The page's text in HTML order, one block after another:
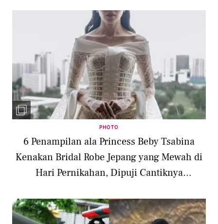
PHOTO
6 Penampilan ala Princess Beby Tsabina
Kenakan Bridal Robe Jepang yang Mewah di
Hari Pernikahan, Dipuji Cantiknya